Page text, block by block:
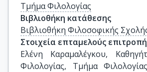
Τμήμα Φιλολογίας
Βιβλιοθήκη κατάθεσης
Βιβλιοθήκη Φιλοσοφικής
Στοιχεία επταμελούς
Ελένη Καραμαλέγκου,
Φιλολογίας, Τμήμα